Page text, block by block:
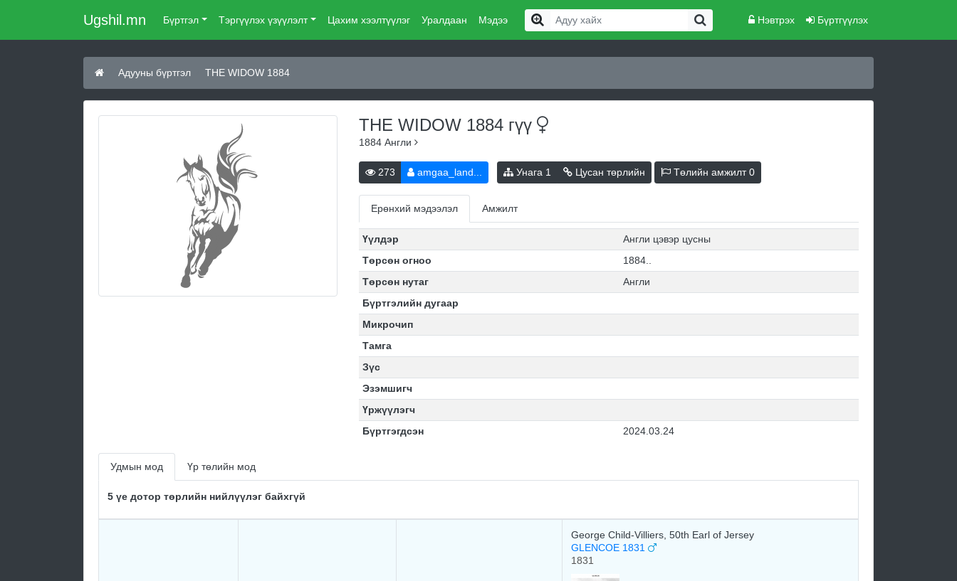
Ugshil.mn Бүртгэл Тэргүүлэх үзүүлэлт Цахим хээлтүүлэг Уралдаан Мэдээ Нэвтрэх Бүртгүүлэх
Адууны бүртгэл THE WIDOW 1884
THE WIDOW 1884 гүү
1884 Англи
273 amgaa_land... Унага 1 Цусан төрлийн Төлийн амжилт0
Ерөнхий мэдээлэл Амжилт
Үүлдэр
Англи цэвэр цусны
Төрсөн огноо
1884..
Төрсөн нутаг
Англи
Бүртгэлийн дугаар
Микрочип
Тамга
Зүс
Эзэмшигч
Үржүүлэгч
Бүртгэгдсэн
2024.03.24
Удмын мод Үр төлийн мод
5 үе дотор төрлийн нийлүүлэг байхгүй
George Child-Villiers, 50th Earl of Jersey
GLENCOE 1831
1831